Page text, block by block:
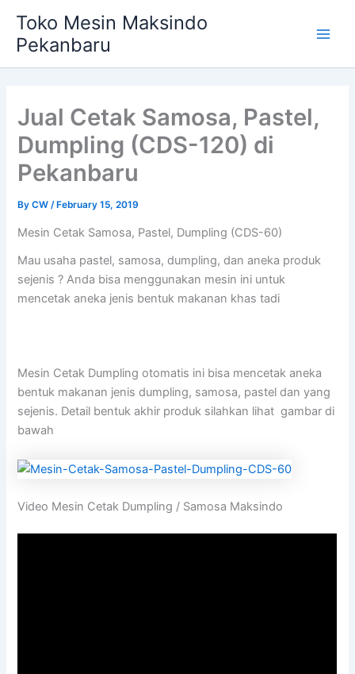
content
Toko Mesin Maksindo
Pekanbaru
Jual Cetak Samosa, Pastel,
Dumpling (CDS-120) di
Pekanbaru
ByCW/ February 15, 2019
Mesin Cetak Samosa, Pastel, Dumpling (CDS-60)
Mau usaha pastel, samosa, dumpling, dan aneka produk
sejenis ? Anda bisa menggunakan mesin ini untuk
mencetak aneka jenis bentuk makanan khas tadi
Mesin Cetak Dumpling otomatis ini bisa mencetak aneka
bentuk makanan jenis dumpling, samosa, pastel dan yang
sejenis. Detail bentuk akhir produk silahkan lihat gambar di
bawah
Video Mesin Cetak Dumpling / Samosa Maksindo